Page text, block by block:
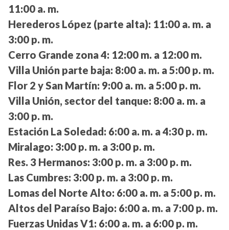
11:00 a. m.
Herederos López (parte alta): 11:00 a. m. a
3:00 p. m.
Cerro Grande zona 4: 12:00 m. a 12:00 m.
Villa Unión parte baja: 8:00 a. m. a 5:00 p. m.
Flor 2 y San Martín: 9:00 a. m. a 5:00 p. m.
Villa Unión, sector del tanque: 8:00 a. m. a
3:00 p. m.
Estación La Soledad: 6:00 a. m. a 4:30 p. m.
Miralago: 3:00 p. m. a 3:00 p. m.
Res. 3 Hermanos: 3:00 p. m. a 3:00 p. m.
Las Cumbres: 3:00 p. m. a 3:00 p. m.
Lomas del Norte Alto: 6:00 a. m. a 5:00 p. m.
Altos del Paraíso Bajo: 6:00 a. m. a 7:00 p. m.
Fuerzas Unidas V1: 6:00 a. m. a 6:00 p. m.